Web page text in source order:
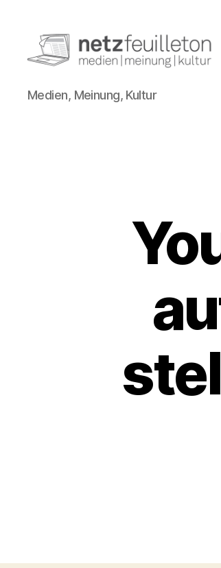
netzfeuilleton.de
Medien, Meinung, Kultur